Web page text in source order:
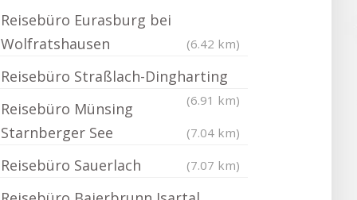
Reisebüro Eurasburg bei
Wolfratshausen
(6.42 km)
Reisebüro Straßlach-Dingharting
(6.91 km)
Reisebüro Münsing
Starnberger See
(7.04 km)
Reisebüro Sauerlach (7.07 km)